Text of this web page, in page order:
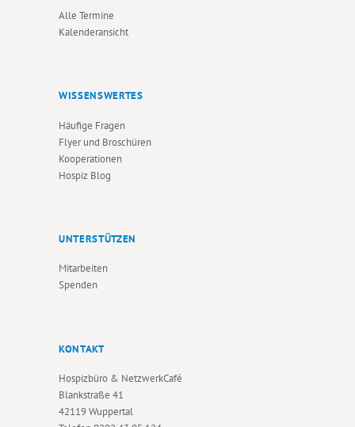
Alle Termine
Kalenderansicht
WISSENSWERTES
Häufige Fragen
Flyer und Broschüren
Kooperationen
Hospiz Blog
UNTERSTÜTZEN
Mitarbeiten
Spenden
KONTAKT
Hospizbüro & NetzwerkCafé
Blankstraße 41
42119 Wuppertal